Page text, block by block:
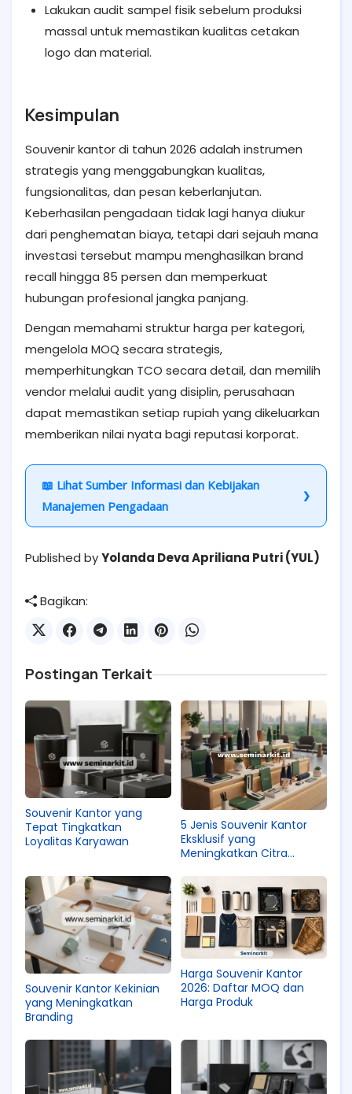
Lakukan audit sampel fisik sebelum produksi
massal untuk memastikan kualitas cetakan
logo dan material.
Kesimpulan
Souvenir kantor di tahun 2026 adalah instrumen
strategis yang menggabungkan kualitas,
fungsionalitas, dan pesan keberlanjutan.
Keberhasilan pengadaan tidak lagi hanya diukur
dari penghematan biaya, tetapi dari sejauh mana
investasi tersebut mampu menghasilkan brand
recall hingga 85 persen dan memperkuat
hubungan profesional jangka panjang.
Dengan memahami struktur harga per kategori,
mengelola MOQ secara strategis,
memperhitungkan TCO secara detail, dan memilih
vendor melalui audit yang disiplin, perusahaan
dapat memastikan setiap rupiah yang dikeluarkan
memberikan nilai nyata bagi reputasi korporat.
📖 Lihat Sumber Informasi dan Kebijakan
Manajemen Pengadaan
Published byYolanda Deva Apriliana Putri (YUL)
Bagikan:
Postingan Terkait
Souvenir Kantor yang
Tepat Tingkatkan
Loyalitas Karyawan
5 Jenis Souvenir Kantor
Eksklusif yang
Meningkatkan Citra
Souvenir Kantor Kekinian
yang Meningkatkan
Branding
Harga Souvenir Kantor
2026: Daftar MOQ dan
Harga Produk